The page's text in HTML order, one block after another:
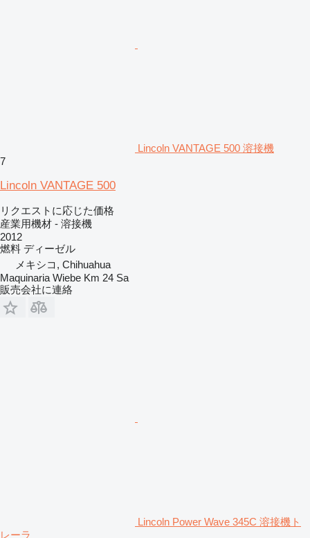
Lincoln VANTAGE 500 溶接機
7
Lincoln VANTAGE 500
リクエストに応じた価格
産業用機材 - 溶接機
2012
燃料 ディーゼル
メキシコ, Chihuahua
Maquinaria Wiebe Km 24 Sa
販売会社に連絡
Lincoln Power Wave 345C 溶接機ト
レーラ